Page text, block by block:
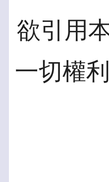
欲引用
一切權